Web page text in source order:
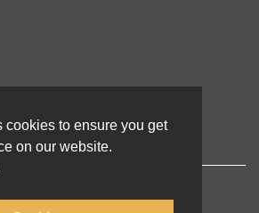
cookies to ensure you get
on our website.